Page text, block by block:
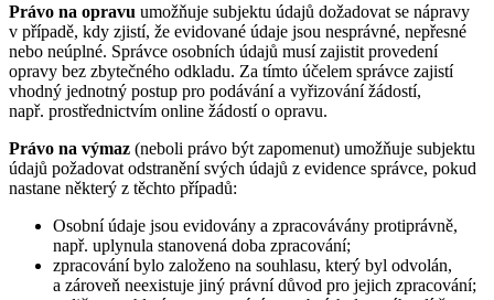
Právo na opravu umožňuje subjektu údajů dožadovat se nápravy
v případě, kdy zjistí, že evidované údaje jsou nesprávné, nepřesné
nebo neúplné. Správce osobních údajů musí zajistit provedení
opravy bez zbytečného odkladu. Za tímto účelem správce zajistí
vhodný jednotný postup pro podávání a vyřizování žádostí,
např. prostřednictvím online žádostí o opravu.
Právo na výmaz (neboli právo být zapomenut) umožňuje subjektu
údajů požadovat odstranění svých údajů z evidence správce, pokud
nastane některý z těchto případů:
Osobní údaje jsou evidovány a zpracovávány protiprávně,
např. uplynula stanovená doba zpracování;
zpracování bylo založeno na souhlasu, který byl odvolán,
a zároveň neexistuje jiný právní důvod pro jejich zpracování;